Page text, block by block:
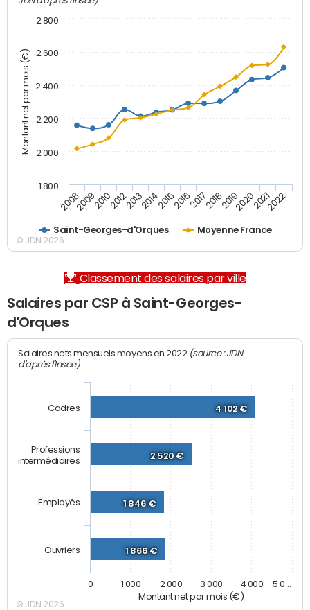
Montant net par mois (€)
Saint-Georges-d'Orques Moyenne France
20082009201020122013201420152016201720182019202020212022
1 800
2 000
2 200
2 400
2 600
2 800
© JDN 2026
Classement des salaires par ville
Salaires par CSP à Saint-Georges-
d'Orques
Montant net par mois (€)
Salaires nets mensuels moyens en 2022 (source : JDN
d'après l'Insee)
4 102 €
2 520 €
1 846 €
1 866 €
Cadres
Professions
intermédiaires
Employés
Ouvriers
0 1 000 2 000 3 000 4 000 5 0…
© JDN 2026